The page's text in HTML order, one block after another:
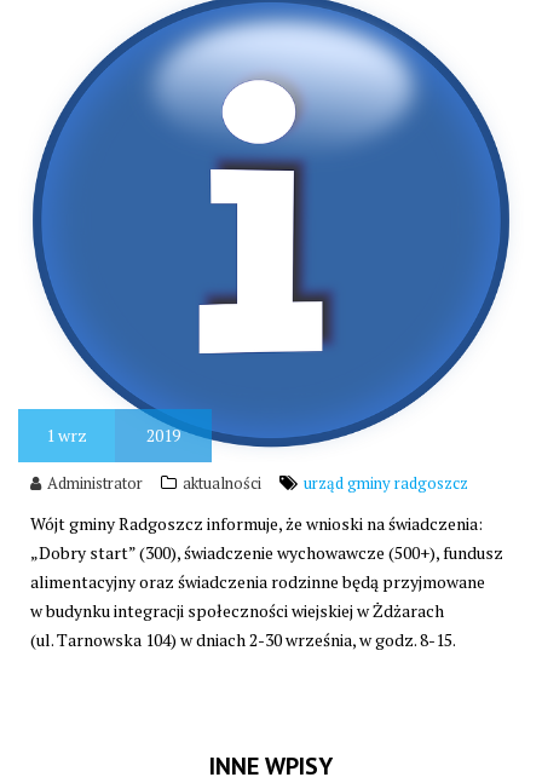
1 wrz 2019
Administrator aktualności urząd gminy radgoszcz
Wójt gminy Radgoszcz informuje, że wnioski na świadczenia:
„Dobry start” (300), świadczenie wychowawcze (500+), fundusz
alimentacyjny oraz świadczenia rodzinne będą przyjmowane
w budynku integracji społeczności wiejskiej w Żdżarach
(ul. Tarnowska 104) w dniach 2-30 września, w godz. 8-15.
INNE WPISY